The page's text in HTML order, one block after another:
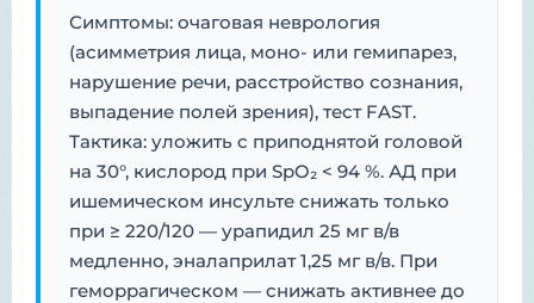
Симптомы: очаговая неврология
(асимметрия лица, моно- или гемипарез,
нарушение речи, расстройство сознания,
выпадение полей зрения), тест FAST.
Тактика: уложить с приподнятой головой
на 30°, кислород при SpO₂ < 94 %. АД при
ишемическом инсульте снижать только
при ≥ 220/120 — урапидил 25 мг в/в
медленно, эналаприлат 1,25 мг в/в. При
геморрагическом — снижать активнее до